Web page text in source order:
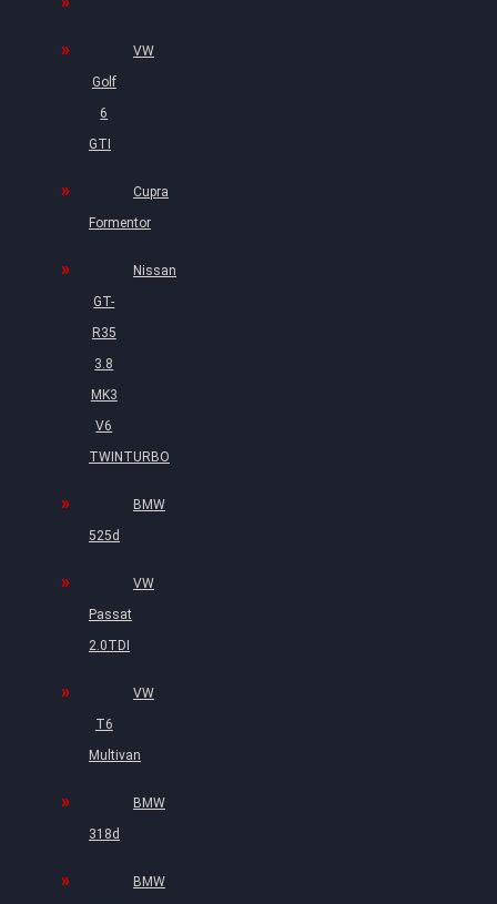
VW
Golf
6
GTI
Cupra
Formentor
Nissan
GT-
R35
3.8
MK3
V6
TWINTURBO
BMW
525d
VW
Passat
2.0TDI
VW
T6
Multivan
BMW
318d
BMW